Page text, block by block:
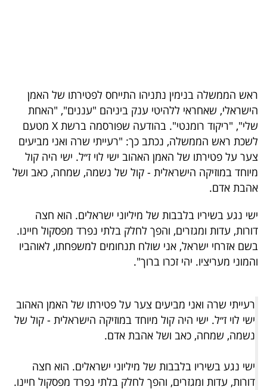
הכלכלי
פודקאסט
40
UNDER
40
שיתופי
פעולה
דרושים
ניוזלטרים
מייל
ראש הממשלה בנימין נתניהו התייחס לפטירתו של האמן
הישראלי, שאחראי ללהיטי ענק ביניהם "עננים", "האחת
שלי", "ריקוד רומנטי". בהודעה שפורסמה ברשת X מטעם
לשכת ראש הממשלה, נכתב כך: "רעייתי שרה ואני מביעים
צער על פטירתו של האמן האהוב ישי לוי ז״ל. ישי היה קול
מיוחד במוזיקה הישראלית - קול של נשמה, שמחה, כאב ושל
אהבת אדם.
ישי נגע בשיריו בלבבות של מיליוני ישראלים. הוא חצה
דורות, עדות ומגזרים, והפך לחלק בלתי נפרד מפסקול חיינו.
בשם אזרחי ישראל, אני שולח תנחומים למשפחתו, לאוהביו
והמוני מעריציו. יהי זכרו ברוך".
רעייתי שרה ואני מביעים צער על פטירתו של האמן האהוב
ישי לוי ז״ל. ישי היה קול מיוחד במוזיקה הישראלית - קול של
נשמה, שמחה, כאב ושל אהבת אדם.
ישי נגע בשיריו בלבבות של מיליוני ישראלים. הוא חצה
דורות, עדות ומגזרים, והפך לחלק בלתי נפרד מפסקול חיינו.